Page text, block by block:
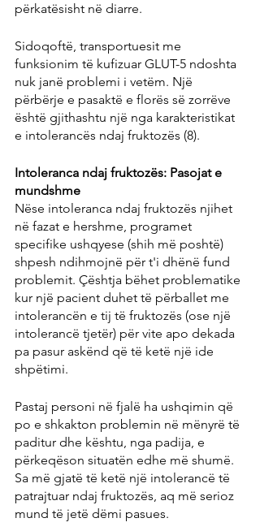
përkatësisht në diarre.
Sidoqoftë, transportuesit me
funksionim të kufizuar GLUT-5 ndoshta
nuk janë problemi i vetëm. Një
përbërje e pasaktë e florës së zorrëve
është gjithashtu një nga karakteristikat
e intolerancës ndaj fruktozës (8).
Intoleranca ndaj fruktozës: Pasojat e
mundshme
Nëse intoleranca ndaj fruktozës njihet
në fazat e hershme, programet
specifike ushqyese (shih më poshtë)
shpesh ndihmojnë për t'i dhënë fund
problemit. Çështja bëhet problematike
kur një pacient duhet të përballet me
intolerancën e tij të fruktozës (ose një
intolerancë tjetër) për vite apo dekada
pa pasur askënd që të ketë një ide
shpëtimi.
Pastaj personi në fjalë ha ushqimin që
po e shkakton problemin në mënyrë të
paditur dhe kështu, nga padija, e
përkeqëson situatën edhe më shumë.
Sa më gjatë të ketë një intolerancë të
patrajtuar ndaj fruktozës, aq më serioz
mund të jetë dëmi pasues.